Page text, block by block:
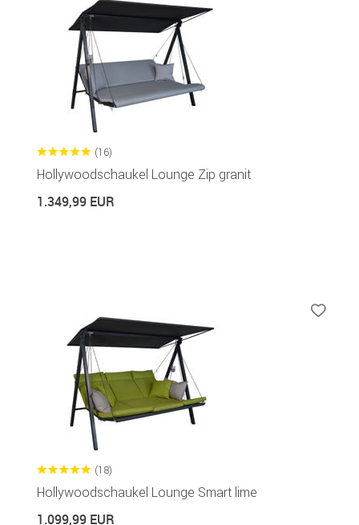
(16)
Hollywoodschaukel Lounge Zip granit
1.349,99 EUR
(18)
Hollywoodschaukel Lounge Smart lime
1.099,99 EUR